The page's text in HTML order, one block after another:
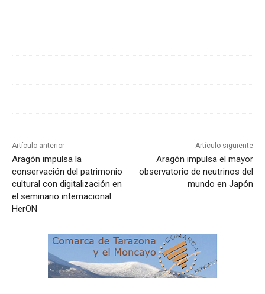
Artículo anterior
Aragón impulsa la
conservación del patrimonio
cultural con digitalización en
el seminario internacional
HerON
Artículo siguiente
Aragón impulsa el mayor
observatorio de neutrinos del
mundo en Japón